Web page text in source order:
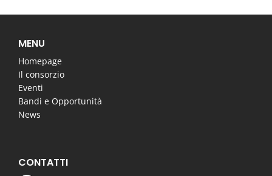
MENU
Homepage
Il consorzio
Eventi
Bandi e Opportunità
News
CONTATTI